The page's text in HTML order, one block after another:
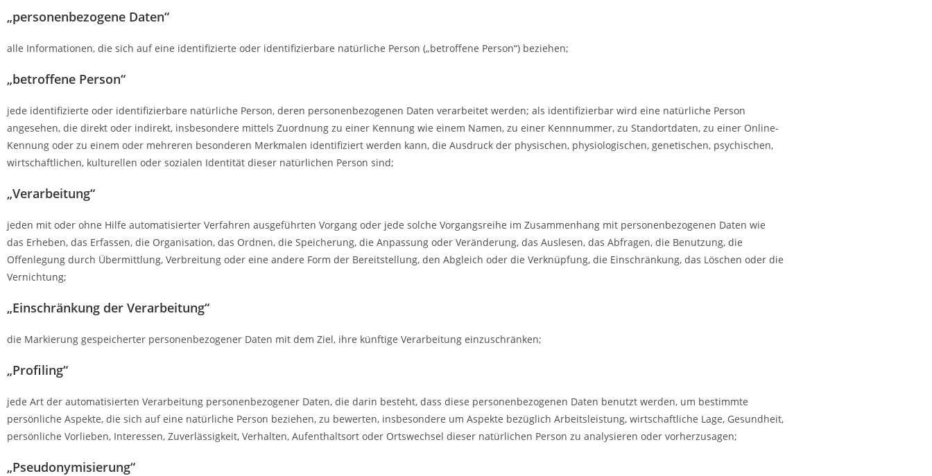
„personenbezogene Daten“
alle Informationen, die sich auf eine identifizierte oder identifizierbare natürliche Person („betroffene Person“) beziehen;
„betroffene Person“
jede identifizierte oder identifizierbare natürliche Person, deren personenbezogenen Daten verarbeitet werden; als identifizierbar wird eine natürliche Person
angesehen, die direkt oder indirekt, insbesondere mittels Zuordnung zu einer Kennung wie einem Namen, zu einer Kennnummer, zu Standortdaten, zu einer Online-
Kennung oder zu einem oder mehreren besonderen Merkmalen identifiziert werden kann, die Ausdruck der physischen, physiologischen, genetischen, psychischen,
wirtschaftlichen, kulturellen oder sozialen Identität dieser natürlichen Person sind;
„Verarbeitung“
jeden mit oder ohne Hilfe automatisierter Verfahren ausgeführten Vorgang oder jede solche Vorgangsreihe im Zusammenhang mit personenbezogenen Daten wie
das Erheben, das Erfassen, die Organisation, das Ordnen, die Speicherung, die Anpassung oder Veränderung, das Auslesen, das Abfragen, die Benutzung, die
Offenlegung durch Übermittlung, Verbreitung oder eine andere Form der Bereitstellung, den Abgleich oder die Verknüpfung, die Einschränkung, das Löschen oder die
Vernichtung;
„Einschränkung der Verarbeitung“
die Markierung gespeicherter personenbezogener Daten mit dem Ziel, ihre künftige Verarbeitung einzuschränken;
„Profiling“
jede Art der automatisierten Verarbeitung personenbezogener Daten, die darin besteht, dass diese personenbezogenen Daten benutzt werden, um bestimmte
persönliche Aspekte, die sich auf eine natürliche Person beziehen, zu bewerten, insbesondere um Aspekte bezüglich Arbeitsleistung, wirtschaftliche Lage, Gesundheit,
persönliche Vorlieben, Interessen, Zuverlässigkeit, Verhalten, Aufenthaltsort oder Ortswechsel dieser natürlichen Person zu analysieren oder vorherzusagen;
„Pseudonymisierung“